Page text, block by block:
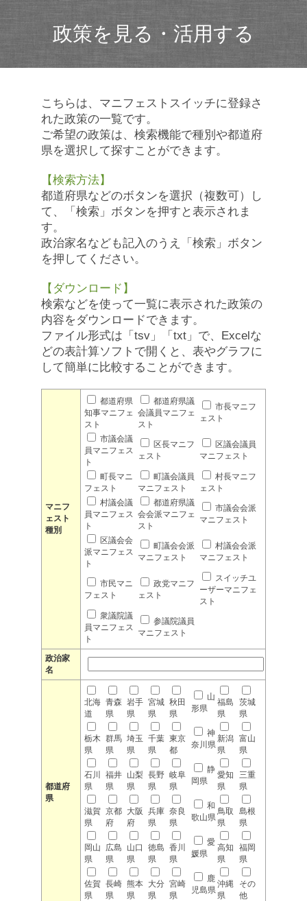
政策を見る・活用する
こちらは、マニフェストスイッチに登録さ
れた政策の一覧です。
ご希望の政策は、検索機能で種別や都道府
県を選択して探すことができます。
【検索方法】
都道府県などのボタンを選択（複数可）し
て、「検索」ボタンを押すと表示されま
す。
政治家名なども記入のうえ「検索」ボタン
を押してください。
【ダウンロード】
検索などを使って一覧に表示された政策の
内容をダウンロードできます。
ファイル形式は「tsv」「txt」で、Excelな
どの表計算ソフトで開くと、表やグラフに
して簡単に比較することができます。
マニフ
ェスト
種別
都道府県
知事マニフェ
スト
都道府県議
会議員マニフェ
スト
市長マニフ
ェスト
市議会議
員マニフェス
ト
区長マニフ
ェスト
区議会議員
マニフェスト
町長マニ
フェスト
町議会議員
マニフェスト
村長マニフ
ェスト
村議会議
員マニフェス
ト
都道府県議
会会派マニフェ
スト
市議会会派
マニフェスト
区議会会
派マニフェス
ト
町議会会派
マニフェスト
村議会会派
マニフェスト
市民マニ
フェスト
政党マニフ
ェスト
スイッチユ
ーザーマニフェ
スト
衆議院議
員マニフェス
ト
参議院議員
マニフェスト
政治家
名
都道府
県
北海
道
青森
県
岩手
県
宮城
県
秋田
県
山
形県
福島
県
茨城
県
栃木
県
群馬
県
埼玉
県
千葉
県
東京
都
神
奈川県
新潟
県
富山
県
石川
県
福井
県
山梨
県
長野
県
岐阜
県
静
岡県
愛知
県
三重
県
滋賀
県
京都
府
大阪
府
兵庫
県
奈良
県
和
歌山県
鳥取
県
島根
県
岡山
県
広島
県
山口
県
徳島
県
香川
県
愛
媛県
高知
県
福岡
県
佐賀
県
長崎
県
熊本
県
大分
県
宮崎
県
鹿
児島県
沖縄
県
その
他